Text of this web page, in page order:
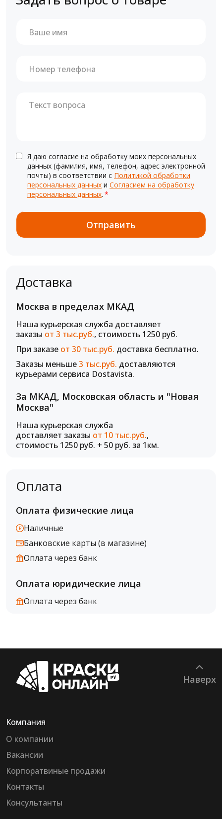
Я даю согласие на обработку моих персональных
данных (фамилия, имя, телефон, адрес электронной
почты) в соответствии с Политикой обработки
персональных данных и Согласием на обработку
персональных данных. *
Доставка
Москва в пределах МКАД
Наша курьерская служба доставляет
заказы от 3 тыс.руб., стоимость 1250 руб.
При заказе от 30 тыс.руб. доставка бесплатно.
Заказы меньше3 тыс.руб. доставляются
курьерами сервиса Dostavista.
За МКАД, Московская область и "Новая
Москва"
Наша курьерская служба
доставляет заказы от 10 тыс.руб.,
стоимость 1250 руб. + 50 руб. за 1км.
Оплата
Оплата физические лица
Наличные
Банковские карты (в магазине)
Оплата через банк
Оплата юридические лица
Оплата через банк
Наверх
Компания
О компании
Вакансии
Корпоратвиные продажи
Контакты
Консультанты